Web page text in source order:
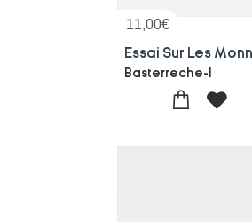
11,00€
Basterreche-l